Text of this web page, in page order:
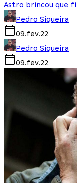
Astro brincou que
Pedro Siqueira
09.fev.22
Pedro Siqueira
09.fev.22